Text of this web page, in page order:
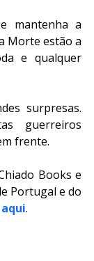
mantenha a
Morte estão a
e qualquer
surpresas.
guerreiros
frente.
Books e
Portugal e do
aqui.